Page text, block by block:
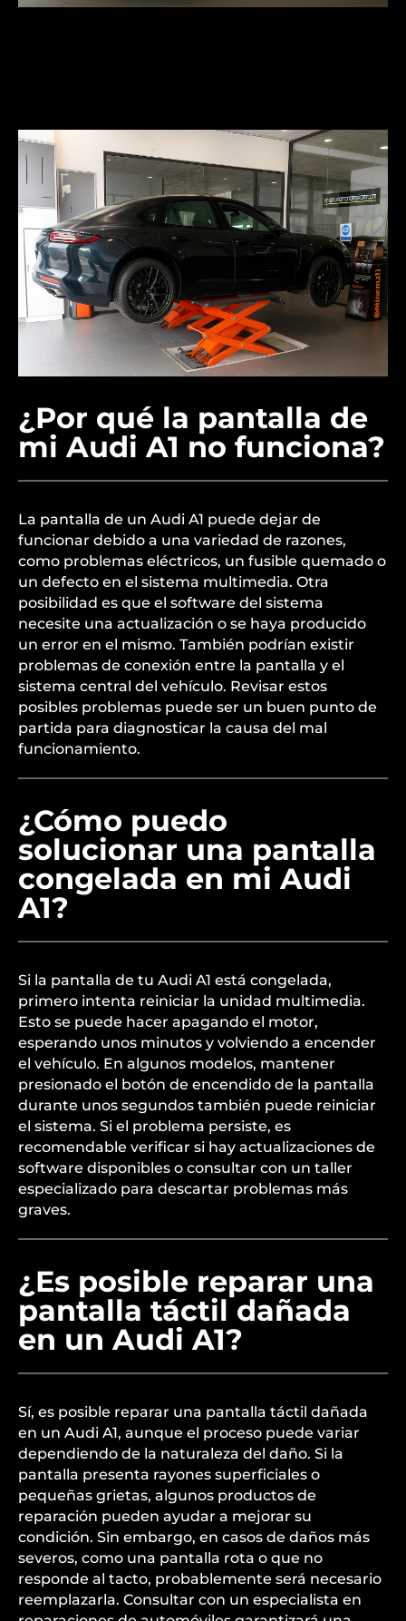
¿Por qué la pantalla de
mi Audi A1 no funciona?
La pantalla de un Audi A1 puede dejar de
funcionar debido a una variedad de razones,
como problemas eléctricos, un fusible quemado o
un defecto en el sistema multimedia. Otra
posibilidad es que el software del sistema
necesite una actualización o se haya producido
un error en el mismo. También podrían existir
problemas de conexión entre la pantalla y el
sistema central del vehículo. Revisar estos
posibles problemas puede ser un buen punto de
partida para diagnosticar la causa del mal
funcionamiento.
¿Cómo puedo
solucionar una pantalla
congelada en mi Audi
A1?
Si la pantalla de tu Audi A1 está congelada,
primero intenta reiniciar la unidad multimedia.
Esto se puede hacer apagando el motor,
esperando unos minutos y volviendo a encender
el vehículo. En algunos modelos, mantener
presionado el botón de encendido de la pantalla
durante unos segundos también puede reiniciar
el sistema. Si el problema persiste, es
recomendable verificar si hay actualizaciones de
software disponibles o consultar con un taller
especializado para descartar problemas más
graves.
¿Es posible reparar una
pantalla táctil dañada
en un Audi A1?
Sí, es posible reparar una pantalla táctil dañada
en un Audi A1, aunque el proceso puede variar
dependiendo de la naturaleza del daño. Si la
pantalla presenta rayones superficiales o
pequeñas grietas, algunos productos de
reparación pueden ayudar a mejorar su
condición. Sin embargo, en casos de daños más
severos, como una pantalla rota o que no
responde al tacto, probablemente será necesario
reemplazarla. Consultar con un especialista en